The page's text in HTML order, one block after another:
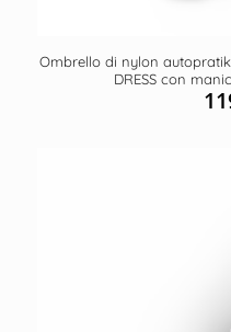
Ombrello di nylon autopratik
DRESS con